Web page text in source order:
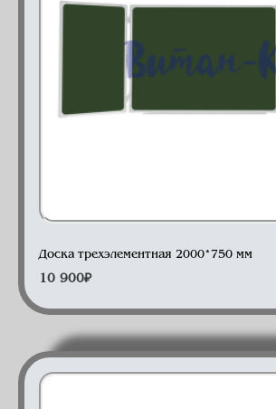
Доска трехэлементная 2000*750 мм
10 900₽